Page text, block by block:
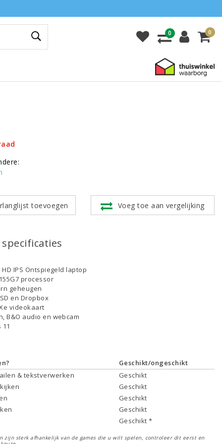
0 0
toevoegen Voeg toe aan vergelijking
HD IPS Ontspiegeld laptop
processor
geheugen
en Dropbox
videokaart
B&O audio en webcam
Geschikt/ongeschikt
& tekstverwerken
Geschikt
Geschikt
Geschikt
Geschikt
Geschikt *
zijn sterk afhankelijk van de games die u wilt spelen, controleer dit eerst en